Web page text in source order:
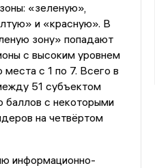
«зеленую»,
и «красную». В
зону» попадают
с высоким уровнем
места с 1 по 7. Всего в
51 субъектом
баллов с некоторыми
на четвёртом
информационно-